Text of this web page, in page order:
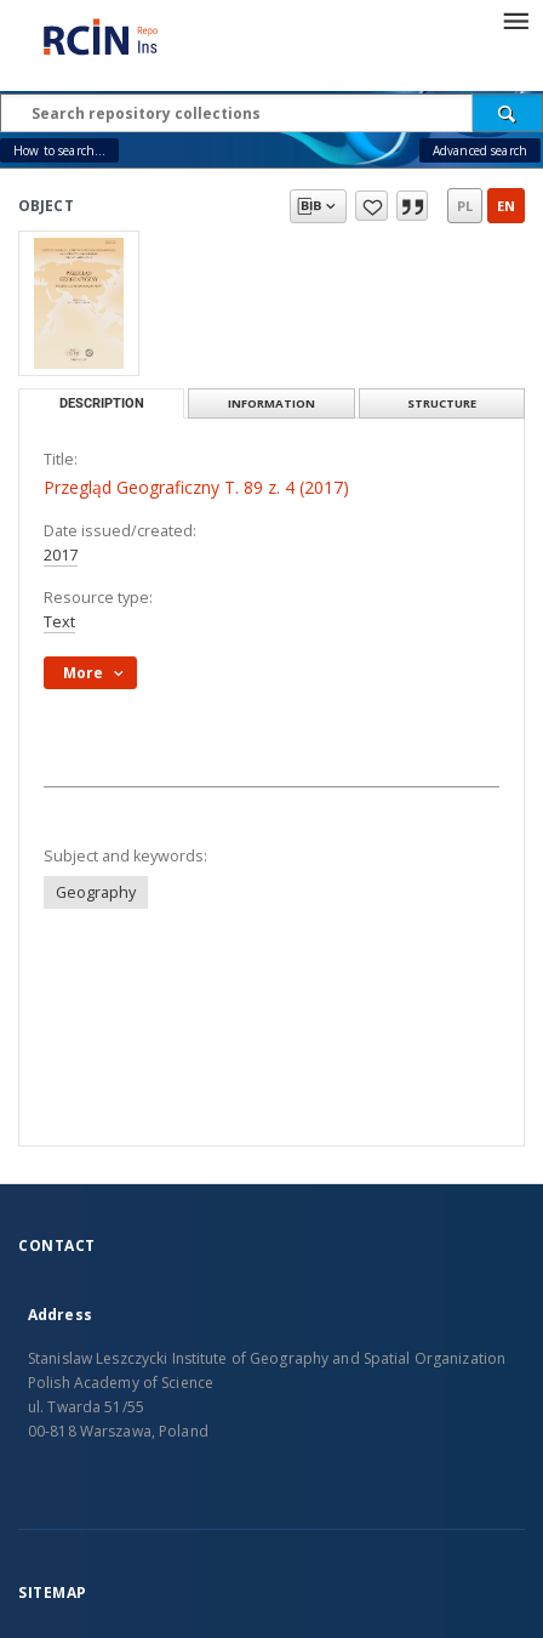
How to search... Advanced search
OBJECT PL EN
DESCRIPTION INFORMATION STRUCTURE
Title:
Przegląd Geograficzny T. 89 z. 4 (2017)
Date issued/created:
2017
Resource type:
Text
More
Subject and keywords:
Geography
CONTACT
Address
Stanislaw Leszczycki Institute of Geography and Spatial Organization
Polish Academy of Science
ul. Twarda 51/55
00-818 Warszawa, Poland
SITEMAP